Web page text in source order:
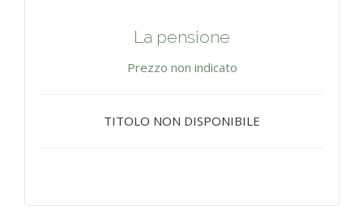
La pensione
Prezzo non indicato
TITOLO NON DISPONIBILE